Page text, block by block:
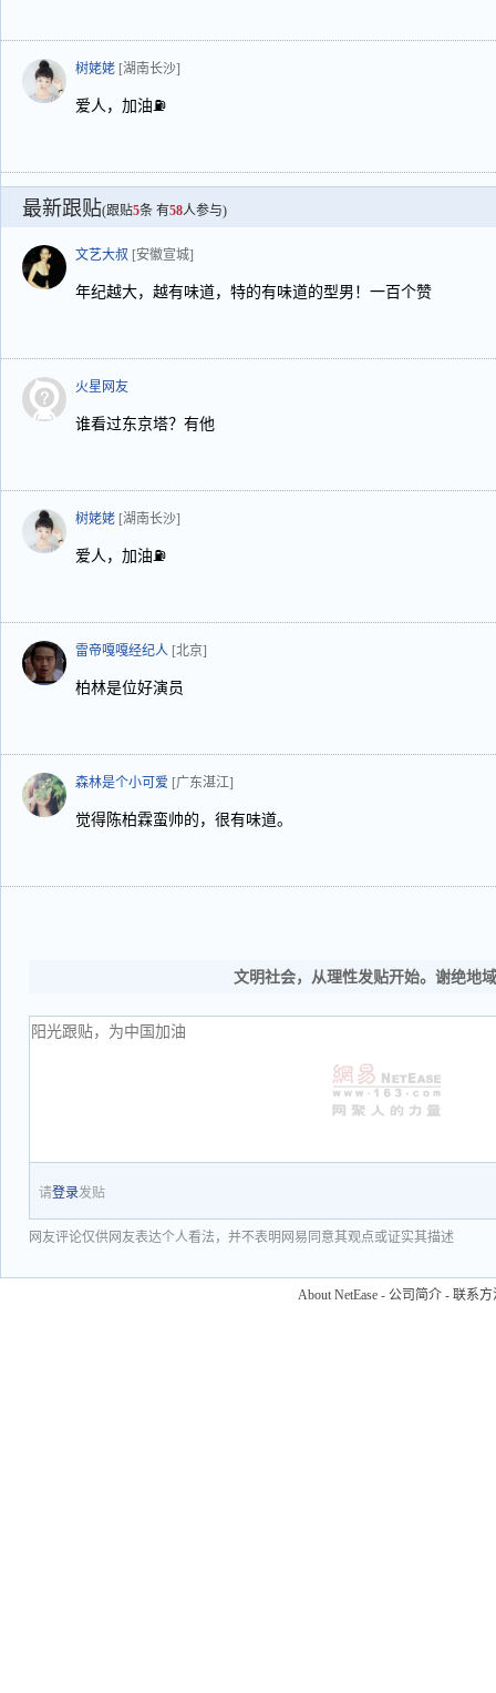
树姥姥 [湖南长沙]
爱人，加油⛽️
最新跟贴(跟贴5条 有58人参与)
文艺大叔 [安徽宣城]
年纪越大，越有味道，特的有味道的型男！一百个赞
火星网友
谁看过东京塔？有他
树姥姥 [湖南长沙]
爱人，加油⛽️
雷帝嘎嘎经纪人 [北京]
柏林是位好演员
森林是个小可爱 [广东湛江]
觉得陈柏霖蛮帅的，很有味道。
文明社会，从理性发贴开始。谢绝地
请登录发贴
网友评论仅供网友表达个人看法，并不表明网易同意其观点或证实其描述
About NetEase - 公司简介 - 联系方